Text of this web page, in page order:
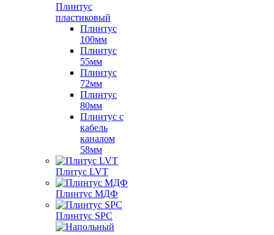
Плинтус
пластиковый
Плинтус
100мм
Плинтус
55мм
Плинтус
72мм
Плинтус
80мм
Плинтус с
кабель
каналом
58мм
Плитус LVT
Плинтус МДФ
Плинтус SPC